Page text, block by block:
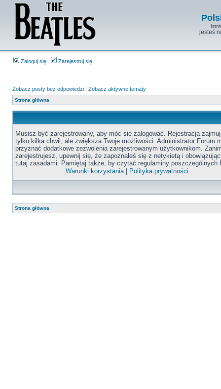
jesteś
Zaloguj się Zarejestruj się
Zobacz posty bez odpowiedzi | Zobacz aktywne tematy
Strona główna
Musisz być zarejestrowany, aby móc się zalogować. Rejestracja
tylko kilka chwil, ale zwiększa Twoje możliwości. Administrator Forum
przyznać dodatkowe zezwolenia zarejestrowanym użytkownikom.
zarejestrujesz, upewnij się, że zapoznałeś się z netykietą i
tutaj zasadami. Pamiętaj także, by czytać regulaminy poszczególnych
Warunki korzystania| Polityka prywatności
Strona główna